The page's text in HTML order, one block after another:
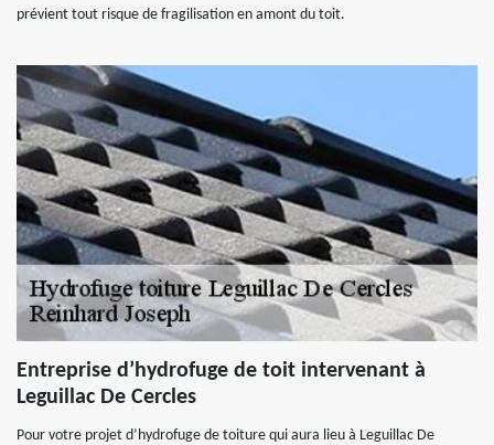
prévient tout risque de fragilisation en amont du toit.
Entreprise d’hydrofuge de toit intervenant à
Leguillac De Cercles
Pour votre projet d’hydrofuge de toiture qui aura lieu à Leguillac De